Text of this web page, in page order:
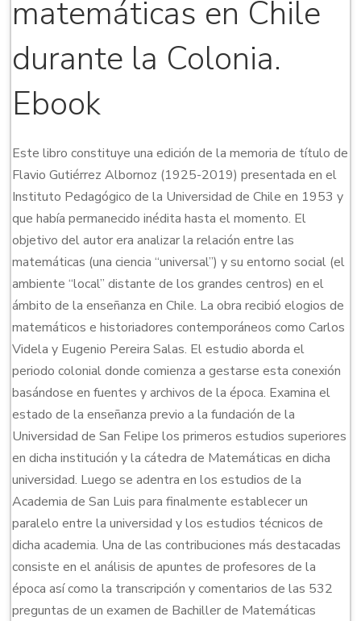
matemáticas en Chile
durante la Colonia.
Ebook
Este libro constituye una edición de la memoria de título de
Flavio Gutiérrez Albornoz (1925-2019) presentada en el
Instituto Pedagógico de la Universidad de Chile en 1953 y
que había permanecido inédita hasta el momento. El
objetivo del autor era analizar la relación entre las
matemáticas (una ciencia “universal”) y su entorno social (el
ambiente “local” distante de los grandes centros) en el
ámbito de la enseñanza en Chile. La obra recibió elogios de
matemáticos e historiadores contemporáneos como Carlos
Videla y Eugenio Pereira Salas. El estudio aborda el
periodo colonial donde comienza a gestarse esta conexión
basándose en fuentes y archivos de la época. Examina el
estado de la enseñanza previo a la fundación de la
Universidad de San Felipe los primeros estudios superiores
en dicha institución y la cátedra de Matemáticas en dicha
universidad. Luego se adentra en los estudios de la
Academia de San Luis para finalmente establecer un
paralelo entre la universidad y los estudios técnicos de
dicha academia. Una de las contribuciones más destacadas
consiste en el análisis de apuntes de profesores de la
época así como la transcripción y comentarios de las 532
preguntas de un examen de Bachiller de Matemáticas